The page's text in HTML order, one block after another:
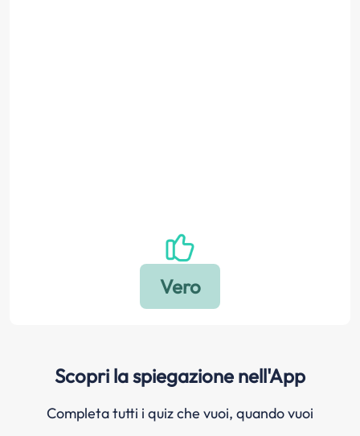
Scopri la spiegazione nell'App
Completa tutti i quiz che vuoi, quando vuoi